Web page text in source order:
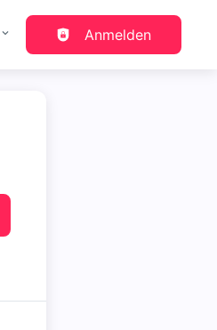
Anmelden